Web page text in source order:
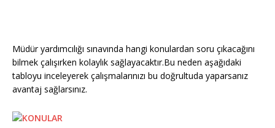
Müdür yardımcılığı sınavında hangi konulardan soru çıkacağını
bilmek çalışırken kolaylık sağlayacaktır.Bu neden aşağıdaki
tabloyu inceleyerek çalışmalarınızı bu doğrultuda yaparsanız
avantaj sağlarsınız.